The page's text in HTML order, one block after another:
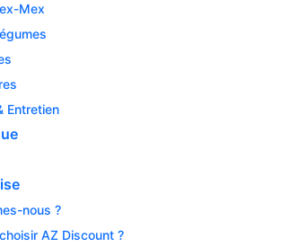
Mex
Entretien
nous ?
AZ Discount ?